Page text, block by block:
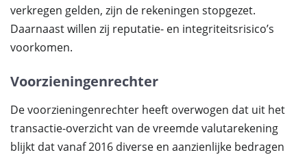
verkregen gelden, zijn de rekeningen stopgezet.
Daarnaast willen zij reputatie- en integriteitsrisico’s
voorkomen.
Voorzieningenrechter
De voorzieningenrechter heeft overwogen dat uit het
transactie-overzicht van de vreemde valutarekening
blijkt dat vanaf 2016 diverse en aanzienlijke bedragen